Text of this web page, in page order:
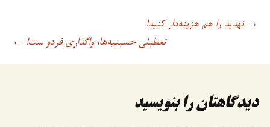
ناوبری
نوشته
→ تهدید را هم هزینه‌دار کنید!
تعطیلی حسینیه‌ها، واگذاری فردو ست! ←
دیدگاهتان را بنویسید